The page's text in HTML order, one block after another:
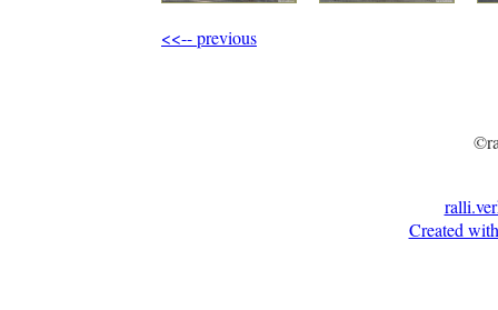
<<-- previous
Created